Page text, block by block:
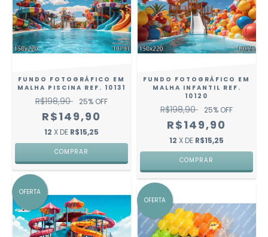
FUNDO FOTOGRÁFICO EM
MALHA PISCINA REF. 10131
R$198,90 25% OFF
R$149,90
12 X DE R$15,25
COMPRAR
FUNDO FOTOGRÁFICO EM
MALHA INFANTIL REF.
10120
R$198,90 25% OFF
R$149,90
12 X DE R$15,25
COMPRAR
OFERTA
OFERTA